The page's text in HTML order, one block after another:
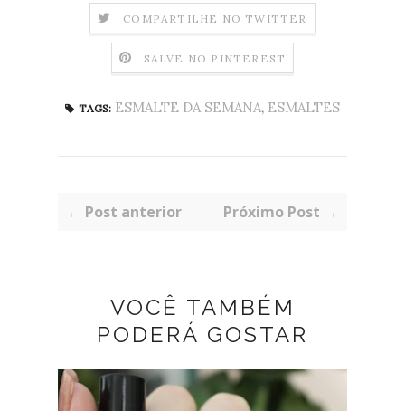
COMPARTILHE NO TWITTER
SALVE NO PINTEREST
TAGS: ESMALTE DA SEMANA, ESMALTES
← Post anterior Próximo Post →
VOCÊ TAMBÉM
PODERÁ GOSTAR